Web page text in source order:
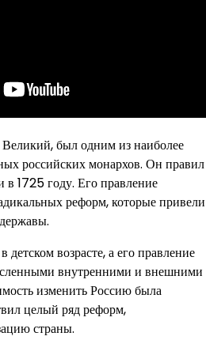
был одним из наиболее
российских монархов. Он правил
в 1725 году. Его правление
реформ, которые привели
возрасте, а его правление
внутренними и внешними
изменить Россию была
целый ряд реформ,
страны.